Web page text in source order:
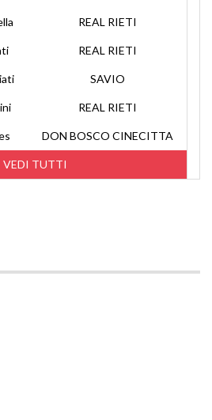
VEDI TUTTI
REAL RIETI
REAL RIETI
SAVIO
REAL RIETI
DON BOSCO CINECITTA